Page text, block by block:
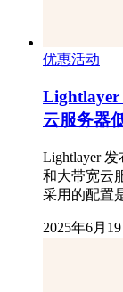
优惠活动
Lightlayer
云服务器
Lightlayer
和大带宽云
采用的配置
2025年6月19